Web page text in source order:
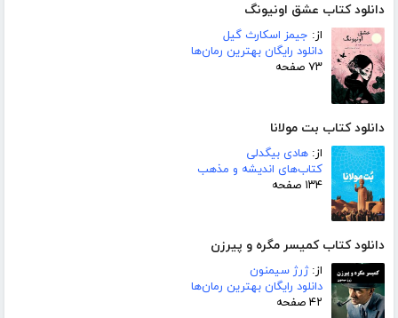
دانلود کتاب عشق اونیونگ
از: جیمز اسکارث گیل
دانلود رایگان بهترین رمان‌ها
۷۳ صفحه
دانلود کتاب بت مولانا
از: هادی بیگدلی
کتاب‌های اندیشه و مذهب
۱۳۴ صفحه
دانلود کتاب کمیسر مگره و پیرزن
از:ژرژ سیمنون
دانلود رایگان بهترین رمان‌ها
۴۲ صفحه